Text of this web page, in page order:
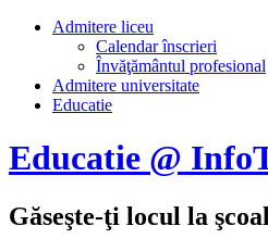
Admitere liceu
Calendar înscrieri
Învăţământul profesional
Admitere universitate
Educatie
Educatie @
Găseşte-ţi locul la